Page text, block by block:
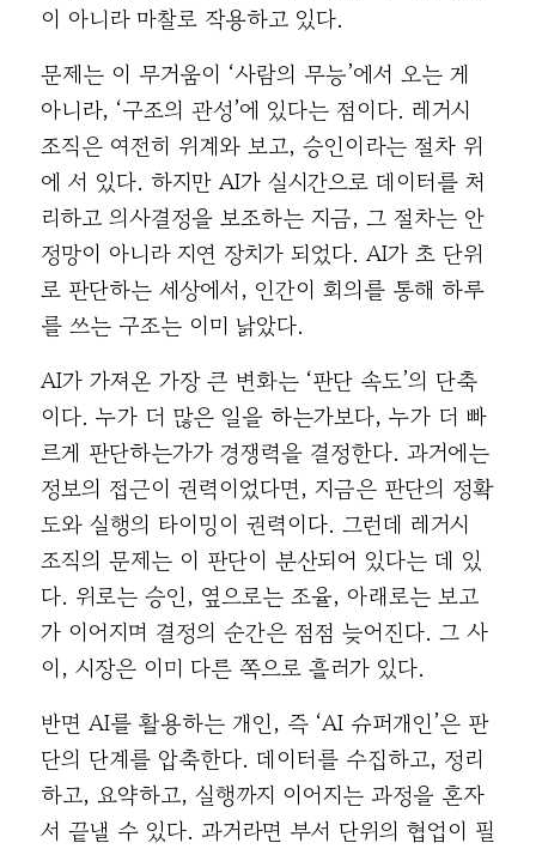
이 아니라 마찰로 작용하고 있다.
문제는 이 무거움이 ‘사람의 무능’에서 오는 게
아니라, ‘구조의 관성’에 있다는 점이다. 레거시
조직은 여전히 위계와 보고, 승인이라는 절차 위
에 서 있다. 하지만 AI가 실시간으로 데이터를 처
리하고 의사결정을 보조하는 지금, 그 절차는 안
정망이 아니라 지연 장치가 되었다. AI가 초 단위
로 판단하는 세상에서, 인간이 회의를 통해 하루
를 쓰는 구조는 이미 낡았다.
AI가 가져온 가장 큰 변화는 ‘판단 속도’의 단축
이다. 누가 더 많은 일을 하는가보다, 누가 더 빠
르게 판단하는가가 경쟁력을 결정한다. 과거에는
정보의 접근이 권력이었다면, 지금은 판단의 정확
도와 실행의 타이밍이 권력이다. 그런데 레거시
조직의 문제는 이 판단이 분산되어 있다는 데 있
다. 위로는 승인, 옆으로는 조율, 아래로는 보고
가 이어지며 결정의 순간은 점점 늦어진다. 그 사
이, 시장은 이미 다른 쪽으로 흘러가 있다.
반면 AI를 활용하는 개인, 즉 ‘AI 슈퍼개인’은 판
단의 단계를 압축한다. 데이터를 수집하고, 정리
하고, 요약하고, 실행까지 이어지는 과정을 혼자
서 끝낼 수 있다. 과거라면 부서 단위의 협업이 필